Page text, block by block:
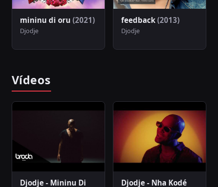
mininu di oru (2021)
Djodje
feedback (2013)
Djodje
Vídeos
Djodje - Mininu Di Djodje - Nha Kodé